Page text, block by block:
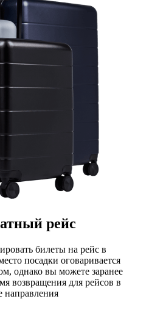
рейс
билеты на рейс в
посадки оговаривается
однако вы можете заранее
возвращения для рейсов в
направления